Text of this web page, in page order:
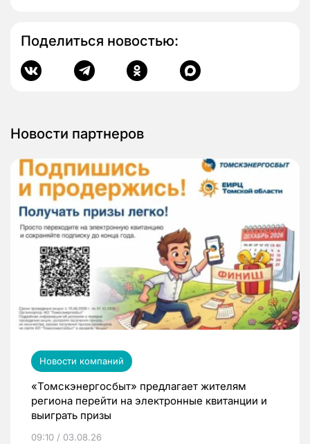
Поделиться новостью:
Новости партнеров
Новости компаний
«Томскэнергосбыт» предлагает жителям
региона перейти на электронные квитанции и
выиграть призы
09:10 / 03.08.26